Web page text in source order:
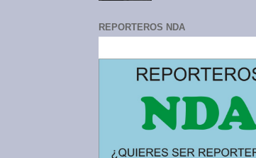
REPORTEROS NDA